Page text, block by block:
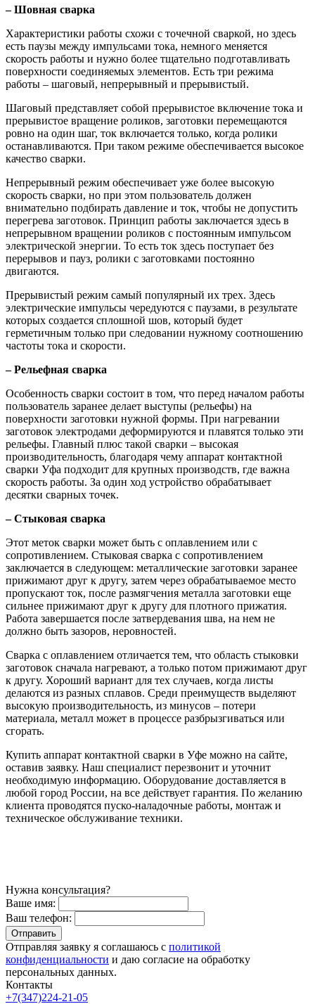
– Шовная сварка
Характеристики работы схожи с точечной сваркой, но здесь
есть паузы между импульсами тока, немного меняется
скорость работы и нужно более тщательно подготавливать
поверхности соединяемых элементов. Есть три режима
работы – шаговый, непрерывный и прерывистый.
Шаговый представляет собой прерывистое включение тока и
прерывистое вращение роликов, заготовки перемещаются
ровно на один шаг, ток включается только, когда ролики
останавливаются. При таком режиме обеспечивается высокое
качество сварки.
Непрерывный режим обеспечивает уже более высокую
скорость сварки, но при этом пользователь должен
внимательно подбирать давление и ток, чтобы не допустить
перегрева заготовок. Принцип работы заключается здесь в
непрерывном вращении роликов с постоянным импульсом
электрической энергии. То есть ток здесь поступает без
перерывов и пауз, ролики с заготовками постоянно
двигаются.
Прерывистый режим самый популярный их трех. Здесь
электрические импульсы чередуются с паузами, в результате
которых создается сплошной шов, который будет
герметичным только при следовании нужному соотношению
частоты тока и скорости.
– Рельефная сварка
Особенность сварки состоит в том, что перед началом работы
пользователь заранее делает выступы (рельефы) на
поверхности заготовки нужной формы. При нагревании
заготовок электродами деформируются и плавятся только эти
рельефы. Главный плюс такой сварки – высокая
производительность, благодаря чему аппарат контактной
сварки Уфа подходит для крупных производств, где важна
скорость работы. За один ход устройство обрабатывает
десятки сварных точек.
– Стыковая сварка
Этот меток сварки может быть с оплавлением или с
сопротивлением. Стыковая сварка с сопротивлением
заключается в следующем: металлические заготовки заранее
прижимают друг к другу, затем через обрабатываемое место
пропускают ток, после размягчения металла заготовки еще
сильнее прижимают друг к другу для плотного прижатия.
Работа завершается после затвердевания шва, на нем не
должно быть зазоров, неровностей.
Сварка с оплавлением отличается тем, что область стыковки
заготовок сначала нагревают, а только потом прижимают друг
к другу. Хороший вариант для тех случаев, когда листы
делаются из разных сплавов. Среди преимуществ выделяют
высокую производительность, из минусов – потери
материала, металл может в процессе разбрызгиваться или
сгорать.
Купить аппарат контактной сварки в Уфе можно на сайте,
оставив заявку. Наш специалист перезвонит и уточнит
необходимую информацию. Оборудование доставляется в
любой город России, на все действует гарантия. По желанию
клиента проводятся пуско-наладочные работы, монтаж и
техническое обслуживание техники.
Нужна консультация?
Ваше имя:
Ваш телефон:
Отправляя заявку я соглашаюсь с политикой
конфиденциальности и даю согласие на обработку
персональных данных.
Контакты
+7(347)224-21-05